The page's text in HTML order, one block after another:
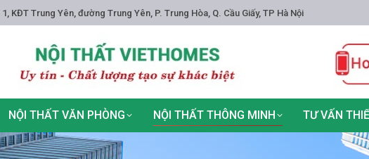
KĐT Trung Yên, đường Trung Yên, P. Trung Hòa, Q. Cầu Giấy, TP Hà Nội
NỘI THẤT VĂN PHÒNG NỘI THẤT THÔNG MINH TƯ VẤN